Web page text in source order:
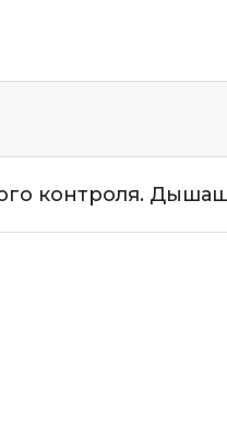
контроля.